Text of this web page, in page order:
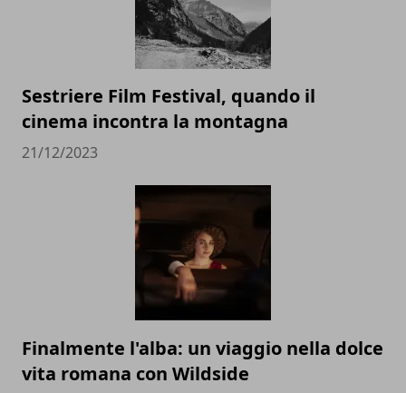
Sestriere Film Festival, quando il
cinema incontra la montagna
21/12/2023
Finalmente l'alba: un viaggio nella dolce
vita romana con Wildside